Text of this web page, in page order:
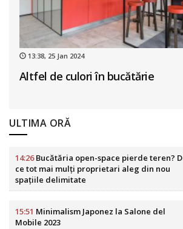
13:38, 25 Jan 2024
Altfel de culori în bucătărie
ULTIMA ORĂ
14:26Bucătăria open-space pierde teren?
ce tot mai mulți proprietari aleg din nou
spațiile delimitate
15:51 Minimalism Japonez la Salone del
Mobile 2023